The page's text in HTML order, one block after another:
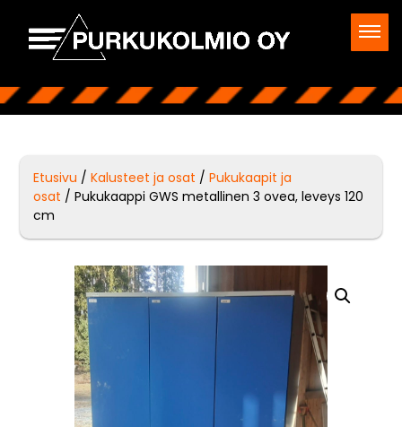
Etusivu /Kalusteet ja osat /Pukukaapit ja
osat / Pukukaappi GWS metallinen 3 ovea, leveys 120
cm